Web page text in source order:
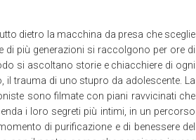
dietro la macchina da presa che sceglie
di più generazioni si raccolgono per ore di
si ascoltano storie e chiacchiere di ogni
trauma di uno stupro da adolescente. La
sono filmate con piani ravvicinati che
i loro segreti più intimi, in un percorso
di purificazione e di benessere del